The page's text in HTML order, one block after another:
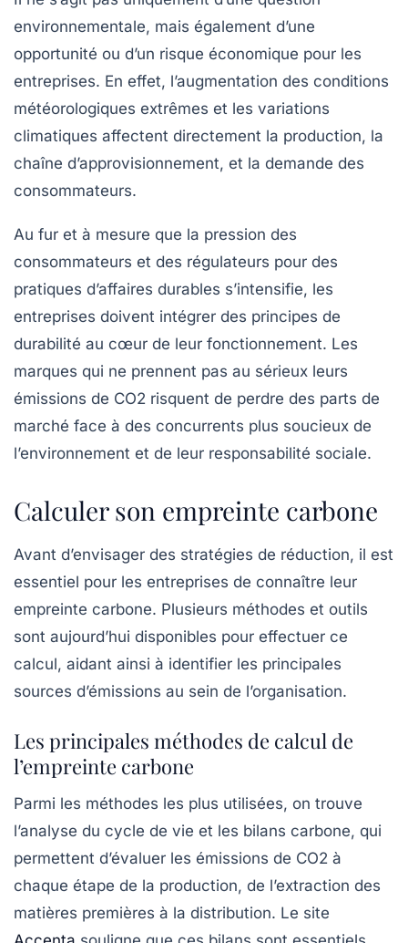
environnementale, mais également d’une
opportunité ou d’un risque économique pour les
entreprises. En effet, l’augmentation des conditions
météorologiques extrêmes et les variations
climatiques affectent directement la production, la
chaîne d’approvisionnement, et la demande des
consommateurs.
Au fur et à mesure que la pression des
consommateurs et des régulateurs pour des
pratiques d’affaires durables s’intensifie, les
entreprises doivent intégrer des principes de
durabilité au cœur de leur fonctionnement. Les
marques qui ne prennent pas au sérieux leurs
émissions de CO2 risquent de perdre des parts de
marché face à des concurrents plus soucieux de
l’environnement et de leur responsabilité sociale.
Calculer son empreinte carbone
Avant d’envisager des stratégies de réduction, il est
essentiel pour les entreprises de connaître leur
empreinte carbone. Plusieurs méthodes et outils
sont aujourd’hui disponibles pour effectuer ce
calcul, aidant ainsi à identifier les principales
sources d’émissions au sein de l’organisation.
Les principales méthodes de calcul de
l’empreinte carbone
Parmi les méthodes les plus utilisées, on trouve
l’analyse du cycle de vie et les bilans carbone, qui
permettent d’évaluer les émissions de CO2 à
chaque étape de la production, de l’extraction des
matières premières à la distribution. Le site